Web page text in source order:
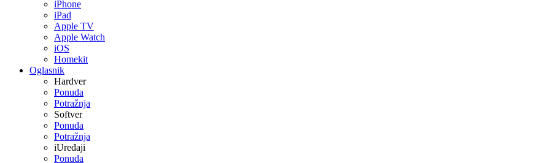
iPhone
iPad
Apple TV
Apple Watch
iOS
Homekit
Oglasnik
Hardver
Ponuda
Potražnja
Softver
Ponuda
Potražnja
iUređaji
Ponuda